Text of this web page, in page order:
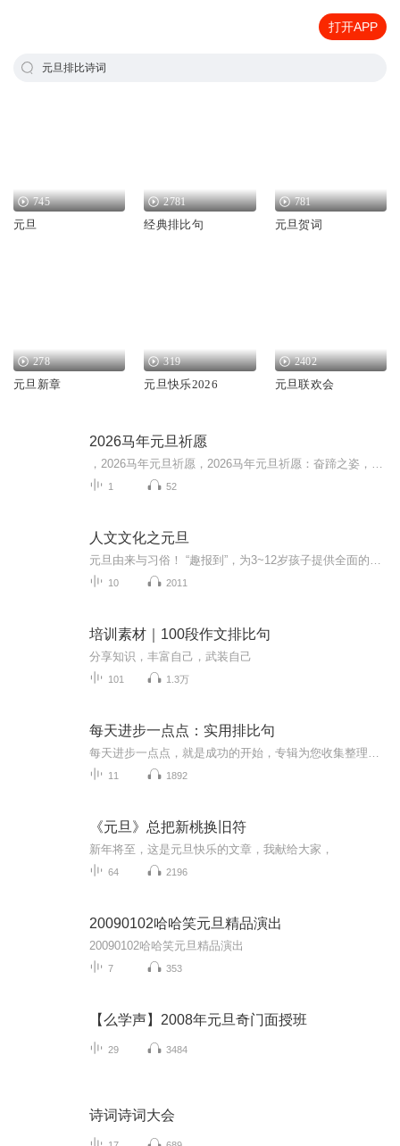
打开APP
元旦排比诗词
745
元旦
2781
经典排比句
781
元旦贺词
278
元旦新章
319
元旦快乐2026
2402
元旦联欢会
2026马年元旦祈愿
1 52
人文文化之元旦
10 2011
培训素材｜100段作文排比句
分享知识，丰富自己，武装自己
101 1.3万
每天进步一点点：实用排比句
11 1892
《元旦》总把新桃换旧符
新年将至，这是元旦快乐的文章，我献给大家，
64 2196
20090102哈哈笑元旦精品演出
20090102哈哈笑元旦精品演出
7 353
【么学声】2008年元旦奇门面授班
29 3484
诗词诗词大会